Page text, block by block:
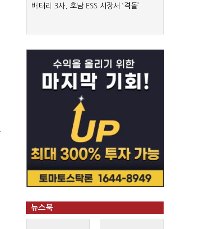
배터리 3사, 호남 ESS 시장서 ‘격돌’
뉴스북